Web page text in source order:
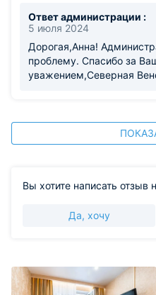
Ответ администрации :
5 июля 2024
Дорогая,Анна!
проблему. Спасибо за
уважением,Северная
Вы хотите написать отзыв
Да, хочу